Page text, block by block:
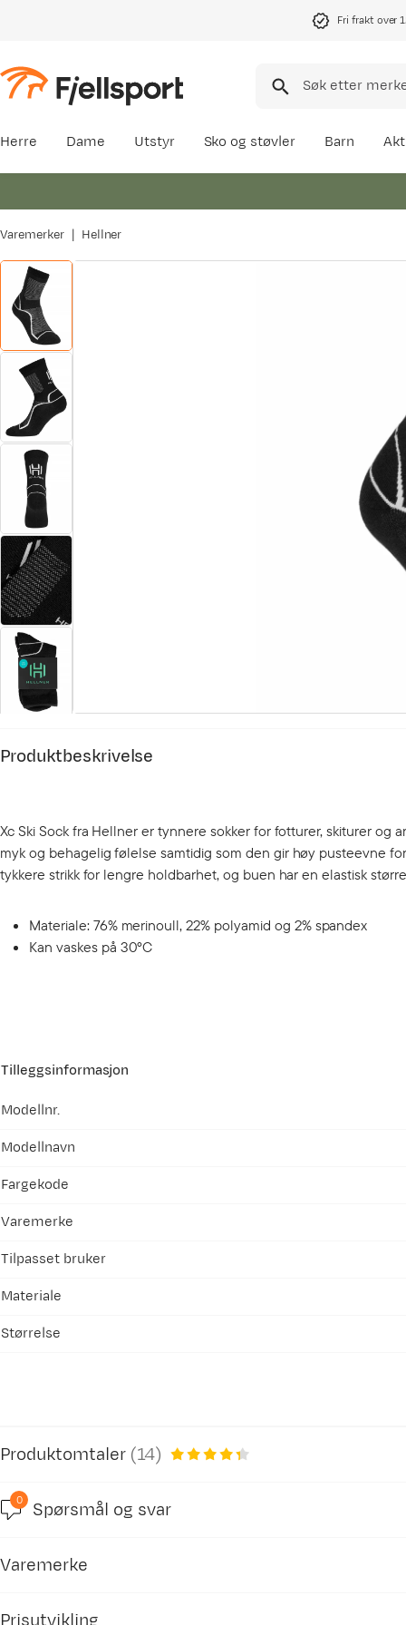
Fri frakt over
Herre Dame Utstyr Sko og støvler Barn
Varemerker Hellner
Produktbeskrivelse
Xc Ski Sock fra Hellner er tynnere sokker for fotturer, skiturer
myk og behagelig følelse samtidig som den gir høy pusteevne
tykkere strikk for lengre holdbarhet, og buen har en elastisk
Materiale: 76% merinoull, 22% polyamid og 2% spandex
Kan vaskes på 30ºC
Tilleggsinformasjon
Modellnr.
Modellnavn
Fargekode
Varemerke
Tilpasset bruker
Materiale
Størrelse
Produktomtaler (14)
4.3
0 Spørsmål og svar
Varemerke